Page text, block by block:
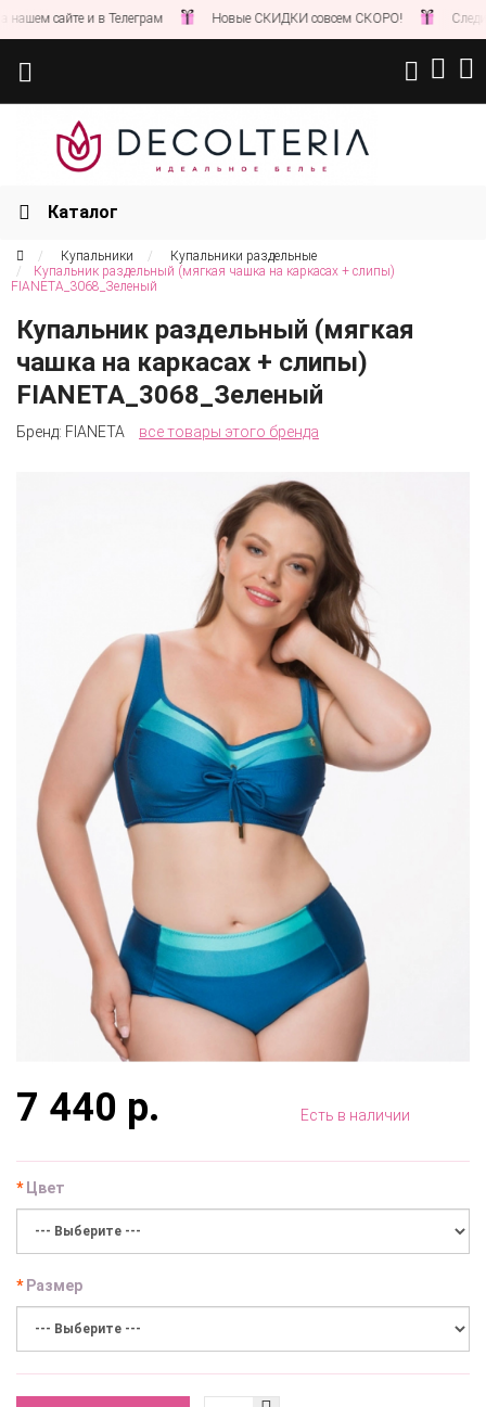
сайте и в Телеграм Новые СКИДКИ совсем СКОРО! Следите
Каталог
Купальники
Купальники раздельные
Купальник раздельный (мягкая чашка на каркасах + слипы)
FIANETA_3068_Зеленый
Купальник раздельный (мягкая
чашка на каркасах + слипы)
FIANETA_3068_Зеленый
Бренд: FIANETA все товары этого бренда
7 440 р. Есть в наличии
Цвет
Размер